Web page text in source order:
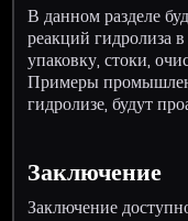
В данном разделе
реакций гидролиза
упаковку, стоки,
Примеры
гидролизе, будут
Заключение
Заключение